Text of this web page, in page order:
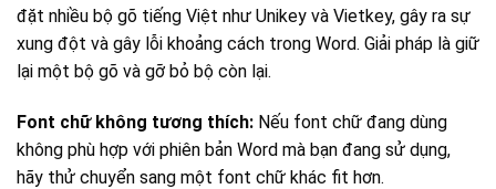
đặt nhiều bộ gõ tiếng Việt như Unikey và Vietkey, gây ra sự
xung đột và gây lỗi khoảng cách trong Word. Giải pháp là giữ
lại một bộ gõ và gỡ bỏ bộ còn lại.
Font chữ không tương thích: Nếu font chữ đang dùng
không phù hợp với phiên bản Word mà bạn đang sử dụng,
hãy thử chuyển sang một font chữ khác fit hơn.